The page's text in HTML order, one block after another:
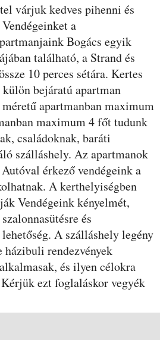
várjuk kedves pihenni és
a
Bogács egyik
található, a Strand és
10 perces sétára. Kertes
bejáratú apartman
apartmanban maximum
maximum 4 főt tudunk
családoknak, baráti
szálláshely. Az apartmanok
érkező vendégeink a
A kerthelyiségben
Vendégeink kényelmét,
és
A szálláshely legény
házibuli rendezvények
és ilyen célokra
ezt foglaláskor vegyék